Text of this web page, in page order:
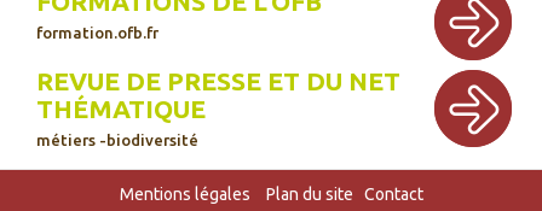
formation.ofb.fr
REVUE DE PRESSE ET DU NET
THÉMATIQUE
métiers -biodiversité
Mentions légales Plan du site Contact